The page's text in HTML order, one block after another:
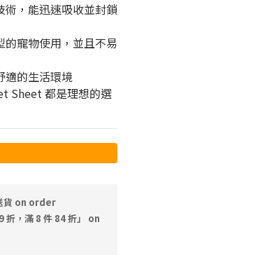
，能迅速吸收並封鎖
寵物使用，並且不易
適的生活環境
Sheet 都是理想的選
貨 on order
，滿 8 件 84 折」 on